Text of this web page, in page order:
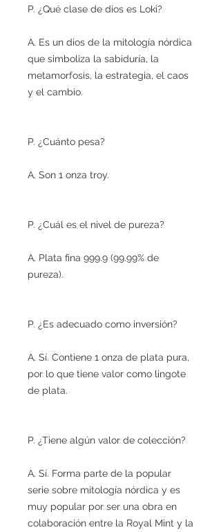
P. ¿Qué clase de dios es Loki?
A. Es un dios de la mitología nórdica
que simboliza la sabiduría, la
metamorfosis, la estrategia, el caos
y el cambio.
P. ¿Cuánto pesa?
A. Son 1 onza troy.
P. ¿Cuál es el nivel de pureza?
A. Plata fina 999.9 (99.99% de
pureza).
P. ¿Es adecuado como inversión?
A. Sí. Contiene 1 onza de plata pura,
por lo que tiene valor como lingote
de plata.
P. ¿Tiene algún valor de colección?
A. Sí. Forma parte de la popular
serie sobre mitología nórdica y es
muy popular por ser una obra en
colaboración entre la Royal Mint y la